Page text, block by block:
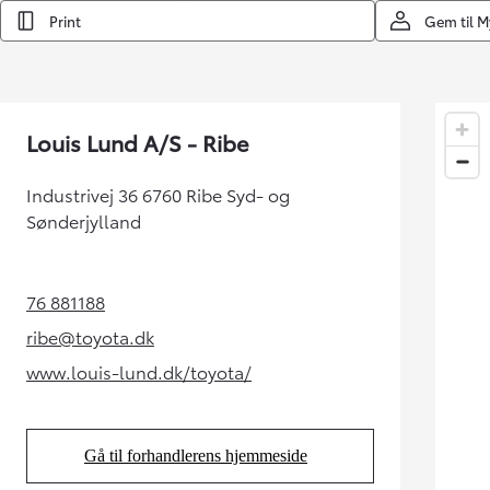
Print Gem til
Louis Lund A/S - Ribe
Industrivej 36 6760 Ribe Syd- og
Sønderjylland
76 881188(Opens in new tab)
ribe@toyota.dk(Opens in new tab)
www.louis-lund.dk/toyota/
(Opens in new tab)
Gå til forhandlerens hjemmeside
(Opens in new tab)